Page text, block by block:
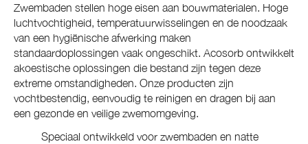
Zwembaden stellen hoge eisen aan bouwmaterialen. Hoge
luchtvochtigheid, temperatuurwisselingen en de noodzaak
van een hygiënische afwerking maken
standaardoplossingen vaak ongeschikt. Acosorb ontwikkelt
akoestische oplossingen die bestand zijn tegen deze
extreme omstandigheden. Onze producten zijn
vochtbestendig, eenvoudig te reinigen en dragen bij aan
een gezonde en veilige zwemomgeving.
Speciaal ontwikkeld voor zwembaden en natte